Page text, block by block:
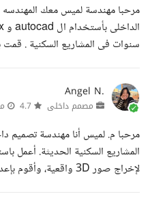
مرحبا مهندسة لميس معك
سنوات فى المشاريع السكنية . قمت
Angel N.
مصمم داخلى
لإخراج صور 3D واقعية، وأقوم بإعداد مخططا...